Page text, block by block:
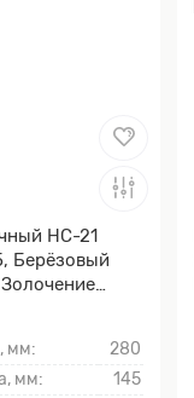
НС-21
Берёзовый
мм:
280
мм:
145